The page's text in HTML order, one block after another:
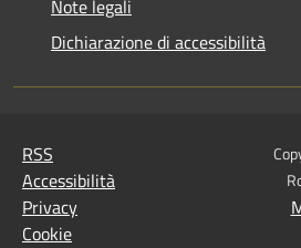
Note legali
Dichiarazione di accessibilità
RSS
Accessibilità
Privacy
Cookie